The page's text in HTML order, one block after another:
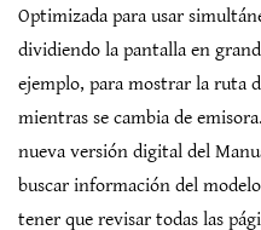
Optimizada para usar
dividiendo la pantalla en
ejemplo, para mostrar la ruta
mientras se cambia de
nueva versión digital del
buscar información del
tener que revisar todas las